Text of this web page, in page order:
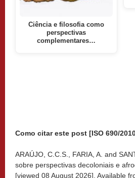
Ciência e filosofia como
perspectivas
complementares…
Como citar este post [ISO 690/
ARAÚJO, C.C.S., FARIA, A. and
sobre perspectivas decoloniais e
[viewed 08 August 2026]. Available